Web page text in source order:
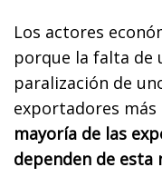
Los actores
porque la falta de
paralización de
exportadores
mayoría de las
dependen de esta